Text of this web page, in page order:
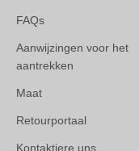
FAQs
Aanwijzingen voor het
aantrekken
Maat
Retourportaal
Kontaktiere uns